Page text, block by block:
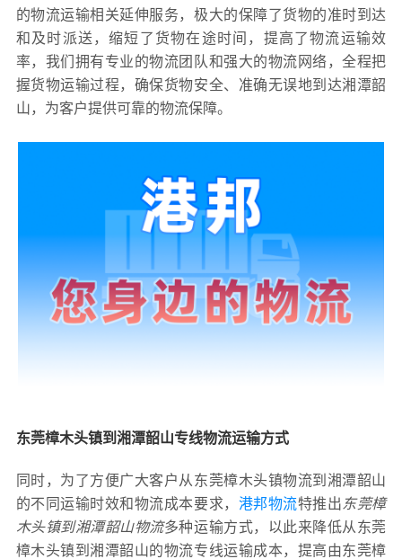
的物流运输相关延伸服务，极大的保障了货物的准时到达
和及时派送，缩短了货物在途时间，提高了物流运输效
率，我们拥有专业的物流团队和强大的物流网络，全程把
握货物运输过程，确保货物安全、准确无误地到达湘潭韶
山，为客户提供可靠的物流保障。
东莞樟木头镇到湘潭韶山专线物流运输方式
同时，为了方便广大客户从东莞樟木头镇物流到湘潭韶山
的不同运输时效和物流成本要求， 港邦物流特推出东莞樟
木头镇到湘潭韶山物流多种运输方式，以此来降低从东莞
樟木头镇到湘潭韶山的物流专线运输成本，提高由东莞樟